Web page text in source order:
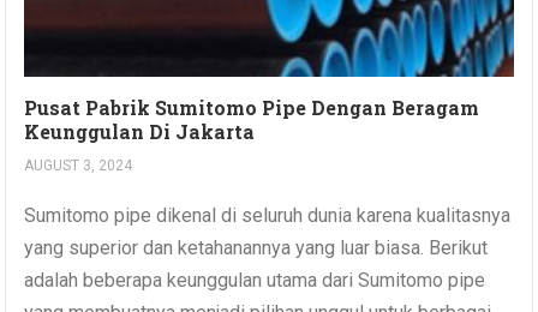
Pusat Pabrik Sumitomo Pipe Dengan Beragam
Keunggulan Di Jakarta
AUGUST 3, 2024
Sumitomo pipe dikenal di seluruh dunia karena kualitasnya
yang superior dan ketahanannya yang luar biasa. Berikut
adalah beberapa keunggulan utama dari Sumitomo pipe